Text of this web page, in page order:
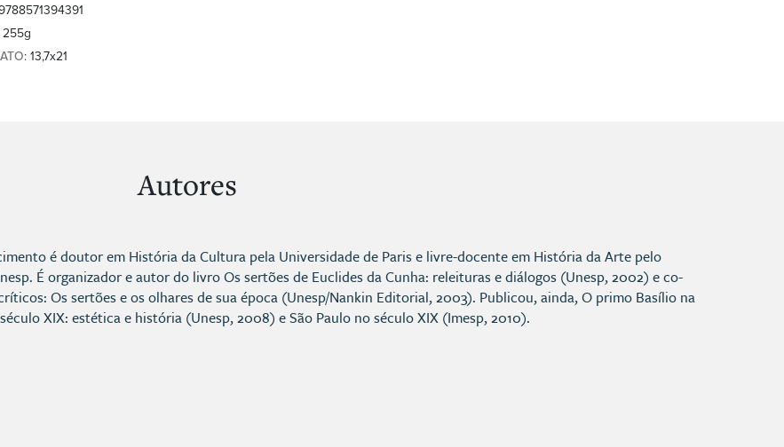
255g
: 13,7x21
Autores
é doutor em História da Cultura pela Universidade de Paris e livre-docente em História da Arte pelo
É organizador e autor do livro Os sertões de Euclides da Cunha: releituras e diálogos (Unesp, 2002) e co-
Os sertões e os olhares de sua época (Unesp/Nankin Editorial, 2003). Publicou, ainda, O primo Basílio na
XIX: estética e história (Unesp, 2008) e São Paulo no século XIX (Imesp, 2010).